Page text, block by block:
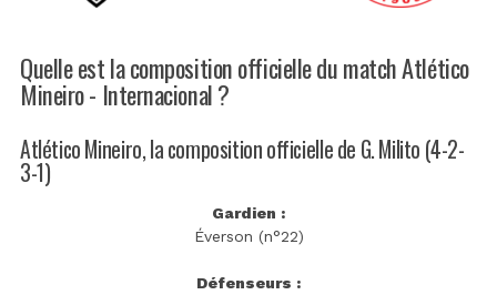
Quelle est la composition officielle du match Atlético
Mineiro - Internacional ?
Atlético Mineiro, la composition officielle de G. Milito (4-2-
3-1)
Gardien :
Éverson (n°22)
Défenseurs :